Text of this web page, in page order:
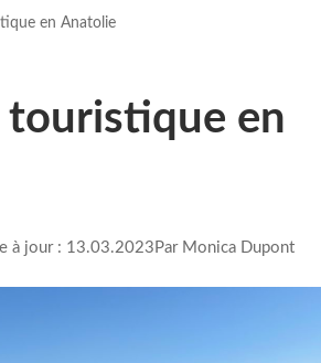
en Anatolie
en
à jour : 13.03.2023 Par Monica Dupont